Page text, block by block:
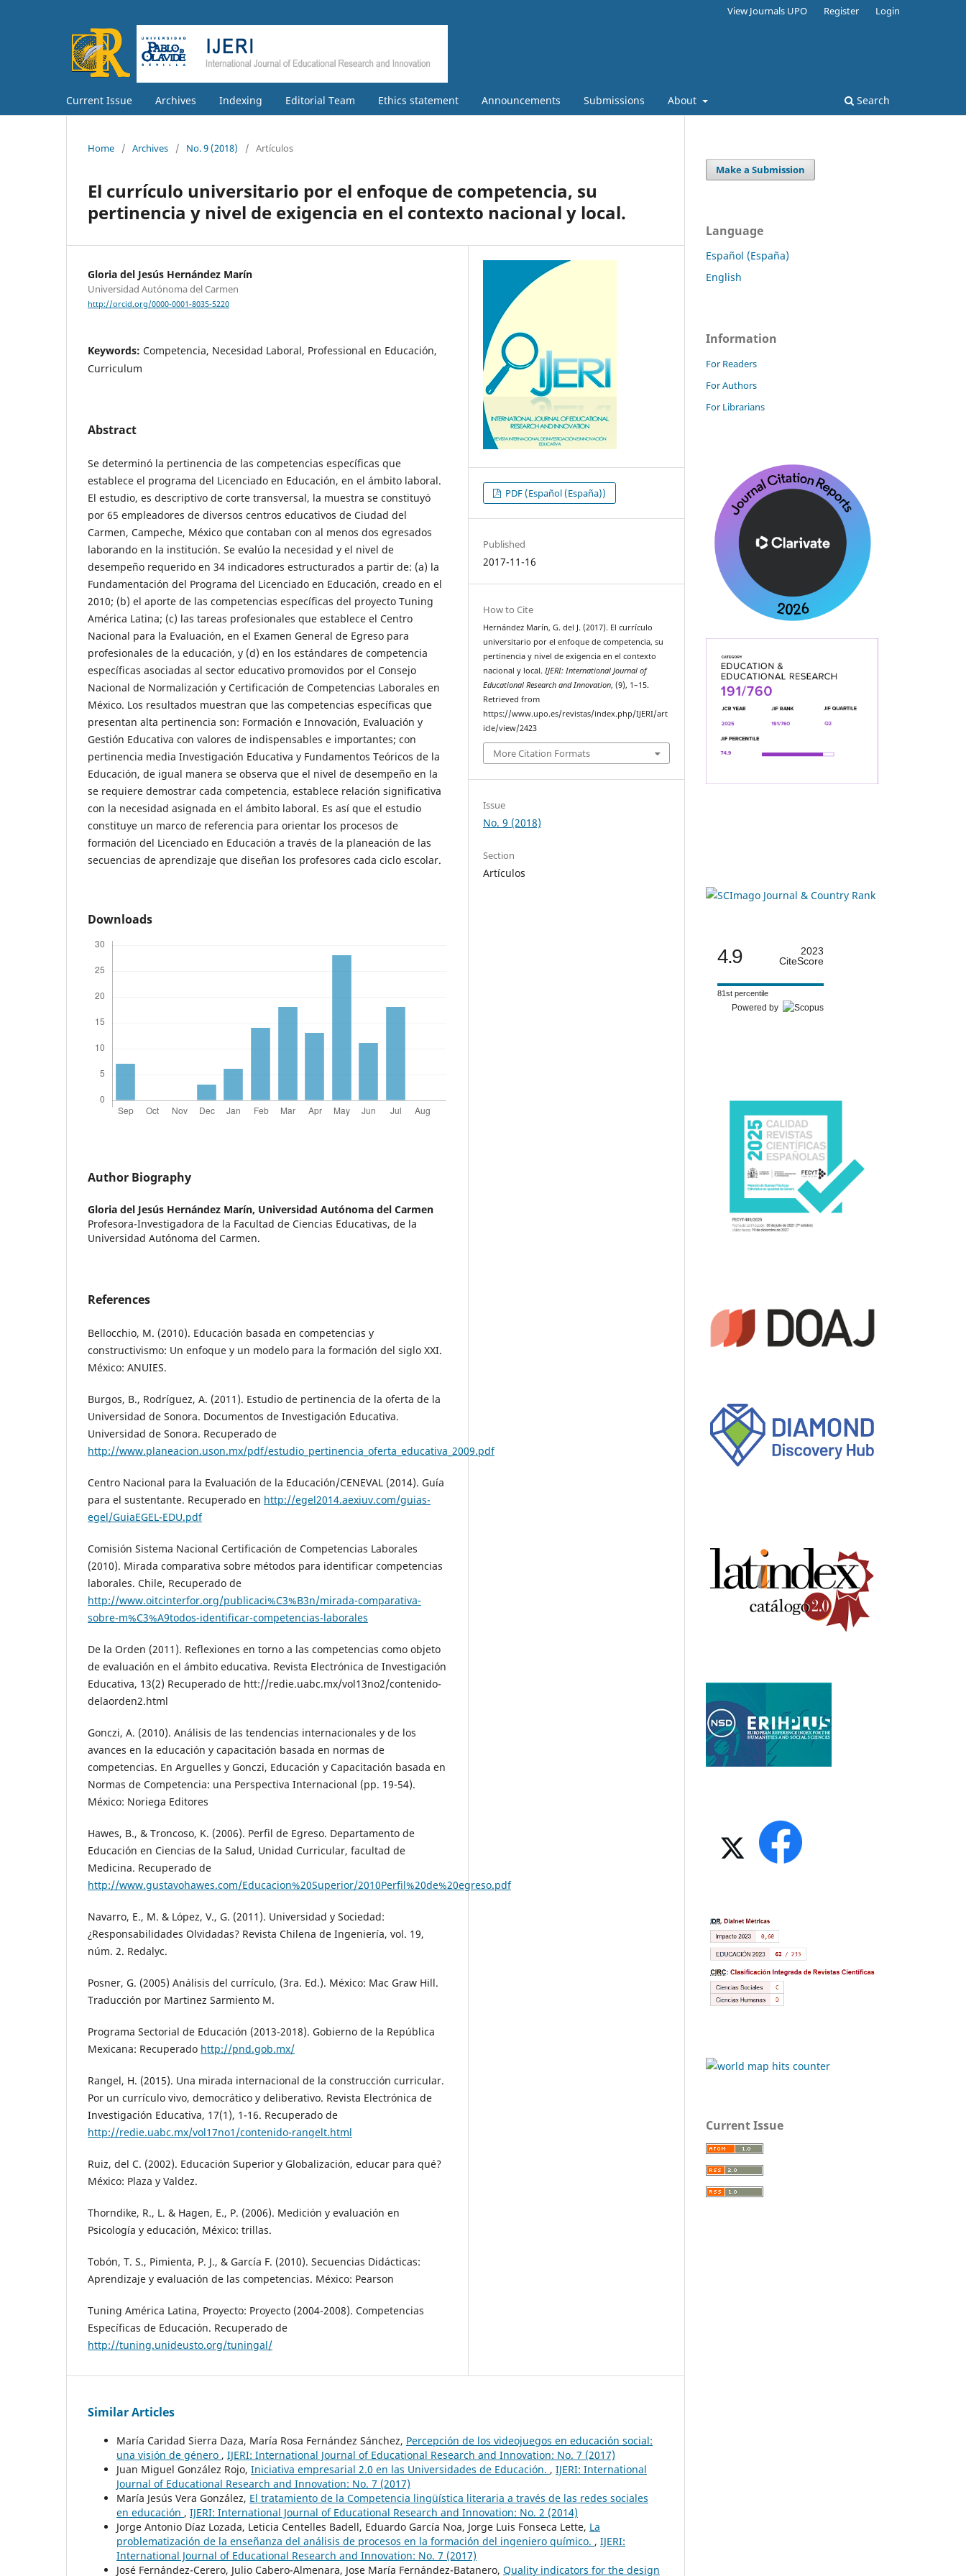
Current Issue Archives Indexing Editorial Team Ethics statement Announcements Submissions About Search
View Journals UPO Register Login
Home / Archives / No. 9 (2018) / Artículos
El currículo universitario por el enfoque de competencia, su
pertinencia y nivel de exigencia en el contexto nacional y local.
Gloria del Jesús Hernández Marín
Universidad Autónoma del Carmen
http://orcid.org/0000-0001-8035-5220
Keywords: Competencia, Necesidad Laboral, Professional en Educación,
Curriculum
Abstract
Se determinó la pertinencia de las competencias específicas que
establece el programa del Licenciado en Educación, en el ámbito laboral.
El estudio, es descriptivo de corte transversal, la muestra se constituyó
por 65 empleadores de diversos centros educativos de Ciudad del
Carmen, Campeche, México que contaban con al menos dos egresados
laborando en la institución. Se evalúo la necesidad y el nivel de
desempeño requerido en 34 indicadores estructurados a partir de: (a) la
Fundamentación del Programa del Licenciado en Educación, creado en el
2010; (b) el aporte de las competencias específicas del proyecto Tuning
América Latina; (c) las tareas profesionales que establece el Centro
Nacional para la Evaluación, en el Examen General de Egreso para
profesionales de la educación, y (d) en los estándares de competencia
específicas asociadas al sector educativo promovidos por el Consejo
Nacional de Normalización y Certificación de Competencias Laborales en
México. Los resultados muestran que las competencias específicas que
presentan alta pertinencia son: Formación e Innovación, Evaluación y
Gestión Educativa con valores de indispensables e importantes; con
pertinencia media Investigación Educativa y Fundamentos Teóricos de la
Educación, de igual manera se observa que el nivel de desempeño en la
se requiere demostrar cada competencia, establece relación significativa
con la necesidad asignada en el ámbito laboral. Es así que el estudio
constituye un marco de referencia para orientar los procesos de
formación del Licenciado en Educación a través de la planeación de las
secuencias de aprendizaje que diseñan los profesores cada ciclo escolar.
Downloads
Author Biography
Gloria del Jesús Hernández Marín, Universidad Autónoma del Carmen
Profesora-Investigadora de la Facultad de Ciencias Educativas, de la
Universidad Autónoma del Carmen.
References
Bellocchio, M. (2010). Educación basada en competencias y
constructivismo: Un enfoque y un modelo para la formación del siglo XXI.
México: ANUIES.
Burgos, B., Rodríguez, A. (2011). Estudio de pertinencia de la oferta de la
Universidad de Sonora. Documentos de Investigación Educativa.
Universidad de Sonora. Recuperado de
http://www.planeacion.uson.mx/pdf/estudio_pertinencia_oferta_educativa_2009.pdf
Centro Nacional para la Evaluación de la Educación/CENEVAL (2014). Guía
para el sustentante. Recuperado en http://egel2014.aexiuv.com/guias-
egel/GuiaEGEL-EDU.pdf
Comisión Sistema Nacional Certificación de Competencias Laborales
(2010). Mirada comparativa sobre métodos para identificar competencias
laborales. Chile, Recuperado de
http://www.oitcinterfor.org/publicaci%C3%B3n/mirada-comparativa-
sobre-m%C3%A9todos-identificar-competencias-laborales
De la Orden (2011). Reflexiones en torno a las competencias como objeto
de evaluación en el ámbito educativa. Revista Electrónica de Investigación
Educativa, 13(2) Recuperado de htt://redie.uabc.mx/vol13no2/contenido-
delaorden2.html
Gonczi, A. (2010). Análisis de las tendencias internacionales y de los
avances en la educación y capacitación basada en normas de
competencias. En Arguelles y Gonczi, Educación y Capacitación basada en
Normas de Competencia: una Perspectiva Internacional (pp. 19-54).
México: Noriega Editores
Hawes, B., & Troncoso, K. (2006). Perfil de Egreso. Departamento de
Educación en Ciencias de la Salud, Unidad Curricular, facultad de
Medicina. Recuperado de
http://www.gustavohawes.com/Educacion%20Superior/2010Perfil%20de%20egreso.pdf
Navarro, E., M. & López, V., G. (2011). Universidad y Sociedad:
¿Responsabilidades Olvidadas? Revista Chilena de Ingeniería, vol. 19,
núm. 2. Redalyc.
Posner, G. (2005) Análisis del currículo, (3ra. Ed.). México: Mac Graw Hill.
Traducción por Martinez Sarmiento M.
Programa Sectorial de Educación (2013-2018). Gobierno de la República
Mexicana: Recuperado http://pnd.gob.mx/
Rangel, H. (2015). Una mirada internacional de la construcción curricular.
Por un currículo vivo, democrático y deliberativo. Revista Electrónica de
Investigación Educativa, 17(1), 1-16. Recuperado de
http://redie.uabc.mx/vol17no1/contenido-rangelt.html
Ruiz, del C. (2002). Educación Superior y Globalización, educar para qué?
México: Plaza y Valdez.
Thorndike, R., L. & Hagen, E., P. (2006). Medición y evaluación en
Psicología y educación, México: trillas.
Tobón, T. S., Pimienta, P. J., & García F. (2010). Secuencias Didácticas:
Aprendizaje y evaluación de las competencias. México: Pearson
Tuning América Latina, Proyecto: Proyecto (2004-2008). Competencias
Específicas de Educación. Recuperado de
http://tuning.unideusto.org/tuningal/
PDF (Español (España))
Published
2017-11-16
How to Cite
Hernández Marín, G. del J. (2017). El currículo
universitario por el enfoque de competencia, su
pertinencia y nivel de exigencia en el contexto
nacional y local.IJERI: International Journal of
Educational Research and Innovation, (9), 1–15.
Retrieved from
https://www.upo.es/revistas/index.php/IJERI/art
icle/view/2423
More Citation Formats
Issue
No. 9 (2018)
Section
Artículos
Similar Articles
María Caridad Sierra Daza, María Rosa Fernández Sánchez, Percepción de los videojuegos en educación social:
una visión de género , IJERI: International Journal of Educational Research and Innovation: No. 7 (2017)
Juan Miguel González Rojo, Iniciativa empresarial 2.0 en las Universidades de Educación. , IJERI: International
Journal of Educational Research and Innovation: No. 7 (2017)
María Jesús Vera González, El tratamiento de la Competencia lingüística literaria a través de las redes sociales
en educación , IJERI: International Journal of Educational Research and Innovation: No. 2 (2014)
Jorge Antonio Díaz Lozada, Leticia Centelles Badell, Eduardo García Noa, Jorge Luis Fonseca Lette, La
problematización de la enseñanza del análisis de procesos en la formación del ingeniero químico. , IJERI:
International Journal of Educational Research and Innovation: No. 7 (2017)
José Fernández-Cerero, Julio Cabero-Almenara, Jose María Fernández-Batanero, Quality indicators for the design
Make a Submission
Language
Español (España)
English
Information
For Readers
For Authors
For Librarians
4.9
2023
CiteScore
81st percentile
Powered by
Current Issue